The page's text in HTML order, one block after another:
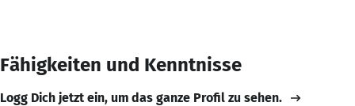
Fähigkeiten und Kenntnisse
Logg Dich jetzt ein, um das ganze Profil zu sehen.